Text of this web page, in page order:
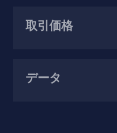
取引価格
データ